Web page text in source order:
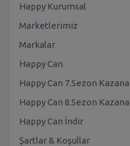
Happy Kurumsal
Marketlerimiz
Markalar
Happy Can
Happy Can 7.Sezon
Happy Can 8.Sezon
Happy Can İndir
Şartlar & Koşullar